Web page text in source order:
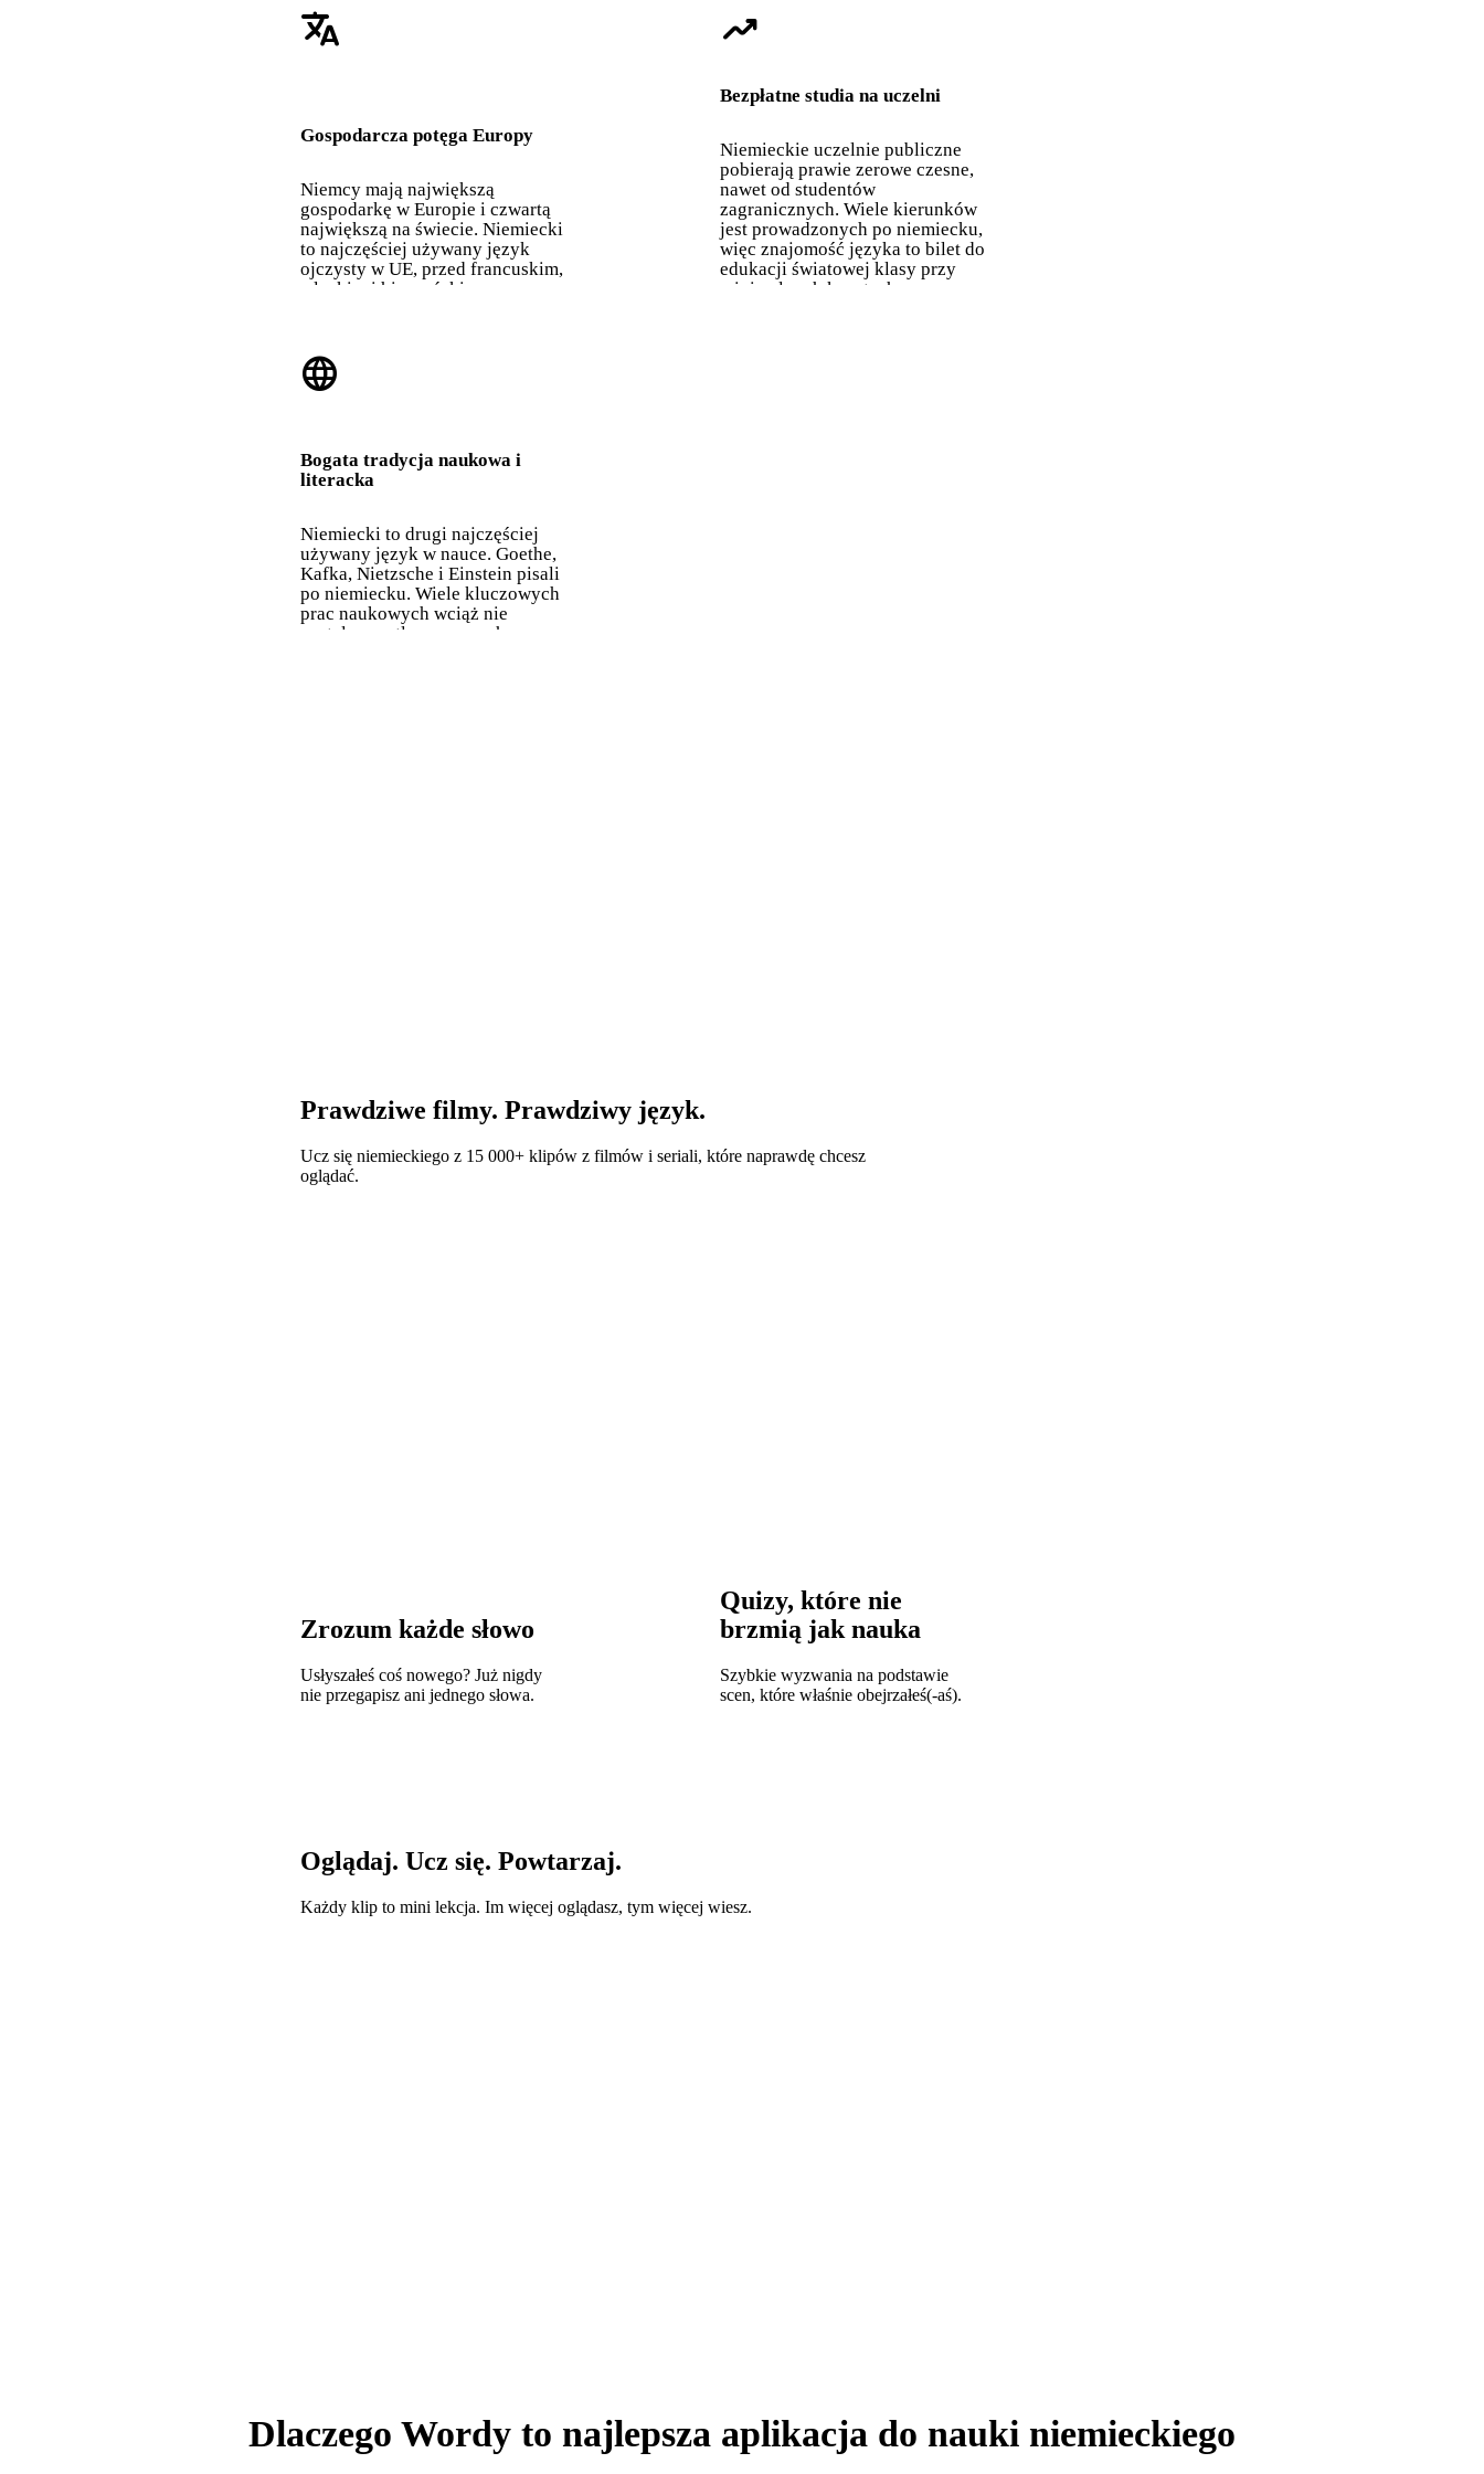
translate
Gospodarcza potęga Europy
Niemcy mają największą
gospodarkę w Europie i czwartą
największą na świecie. Niemiecki
to najczęściej używany język
ojczysty w UE, przed francuskim,
włoskim i hiszpańskim.
trending_up
Bezpłatne studia na uczelni
Niemieckie uczelnie publiczne
pobierają prawie zerowe czesne,
nawet od studentów
zagranicznych. Wiele kierunków
jest prowadzonych po niemiecku,
więc znajomość języka to bilet do
edukacji światowej klasy przy
minimalnych kosztach.
language
Bogata tradycja naukowa i
literacka
Niemiecki to drugi najczęściej
używany język w nauce. Goethe,
Kafka, Nietzsche i Einstein pisali
po niemiecku. Wiele kluczowych
prac naukowych wciąż nie
zostało przetłumaczonych.
Prawdziwe filmy. Prawdziwy język.
Ucz się niemieckiego z 15 000+ klipów z filmów i seriali, które naprawdę chcesz
oglądać.
Zrozum każde słowo
Usłyszałeś coś nowego? Już nigdy
nie przegapisz ani jednego słowa.
Quizy, które nie
brzmią jak nauka
Szybkie wyzwania na podstawie
scen, które właśnie obejrzałeś(-aś).
Oglądaj. Ucz się. Powtarzaj.
Każdy klip to mini lekcja. Im więcej oglądasz, tym więcej wiesz.
Dlaczego Wordy to najlepsza aplikacja do nauki niemieckiego